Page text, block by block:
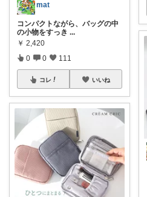
mat
コンパクトながら、バッグの中
の小物をすっき ...
￥ 2,420
0 0 111
コレ いいね